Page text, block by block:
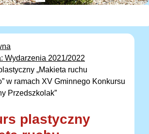
Wydarzenia 2021/2022
„Makieta ruchu
w ramach XV Gminnego Konkursu
Przedszkolak”
plastyczny